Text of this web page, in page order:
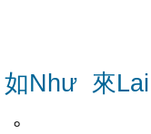
如Như 來Lai
。